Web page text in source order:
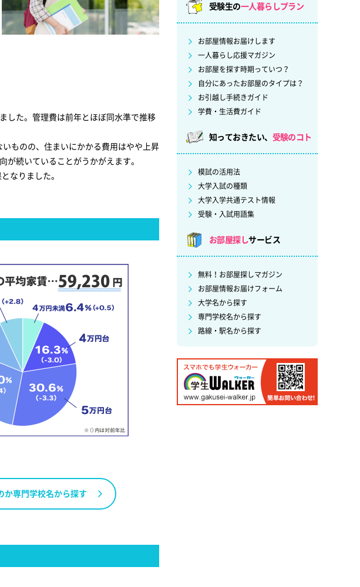
した。管理費は前年とほぼ同水準で推移
ものの、住まいにかかる費用はやや上昇
続いていることがうかがえます。
なりました。
か専門学校名から探す
受験生の一人暮らしプラン
お部屋情報お届けします
一人暮らし応援マガジン
お部屋を探す時期っていつ？
自分にあったお部屋のタイプは？
お引越し手続きガイド
学費・生活費ガイド
知っておきたい、 受験のコト
模試の活用法
大学入試の種類
大学入学共通テスト情報
受験・入試用語集
お部屋探しサービス
無料！お部屋探しマガジン
お部屋情報お届けフォーム
大学名から探す
専門学校名から探す
路線・駅名から探す